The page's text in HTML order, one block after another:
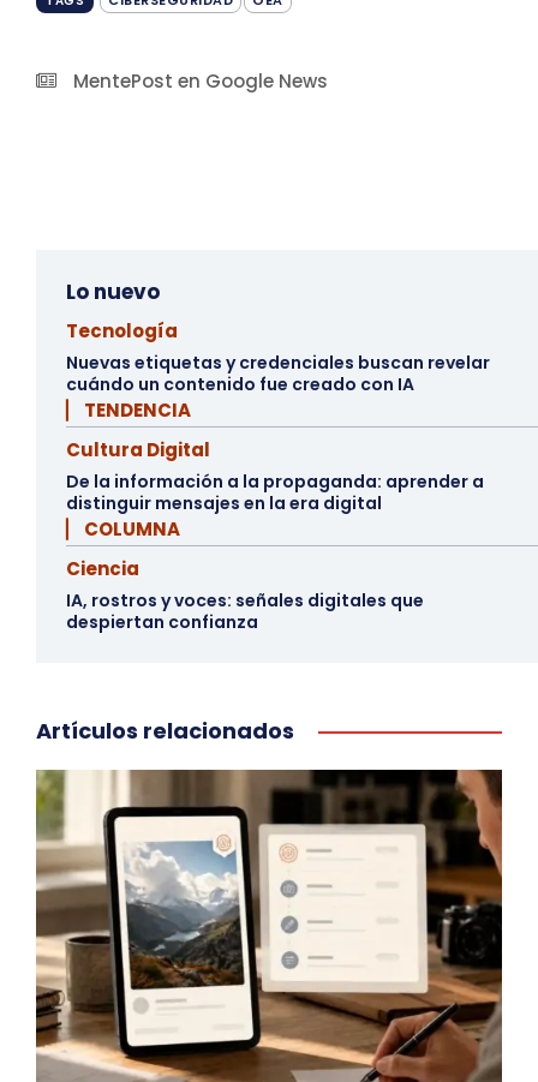
MentePost en Google News
Lo nuevo
Tecnología
Nuevas etiquetas y credenciales buscan revelar
cuándo un contenido fue creado con IA
▏ TENDENCIA
Cultura Digital
De la información a la propaganda: aprender a
distinguir mensajes en la era digital
▏ COLUMNA
Ciencia
IA, rostros y voces: señales digitales que
despiertan confianza
Artículos relacionados